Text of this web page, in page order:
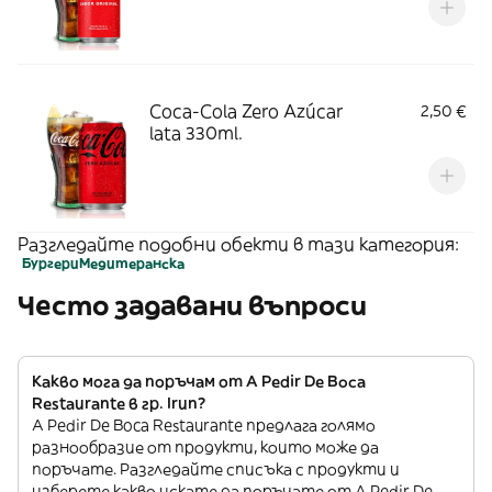
Coca-Cola Zero Azúcar
lata 330ml.
2,50 €
Разгледайте подобни обекти в тази категория:
БургериМедитеранска
Често задавани въпроси
Какво мога да поръчам от A Pedir De Boca
Restaurante в гр. Irun?
A Pedir De Boca Restaurante предлага голямо
разнообразие от продукти, които може да
поръчате. Разгледайте списъка с продукти и